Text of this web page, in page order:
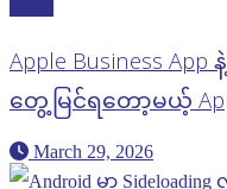
Apple Business
တွေ့မြင်ရတော့မယ့်
March 29, 2026